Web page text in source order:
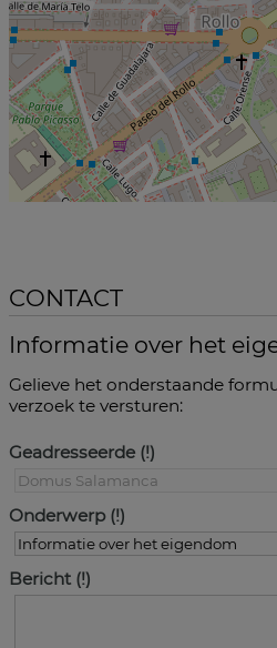
CONTACT
Informatie over het
Gelieve het onderstaande
verzoek te versturen:
Geadresseerde
Onderwerp
Bericht